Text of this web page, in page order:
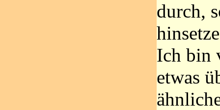
durch,
Ich bin
etwas